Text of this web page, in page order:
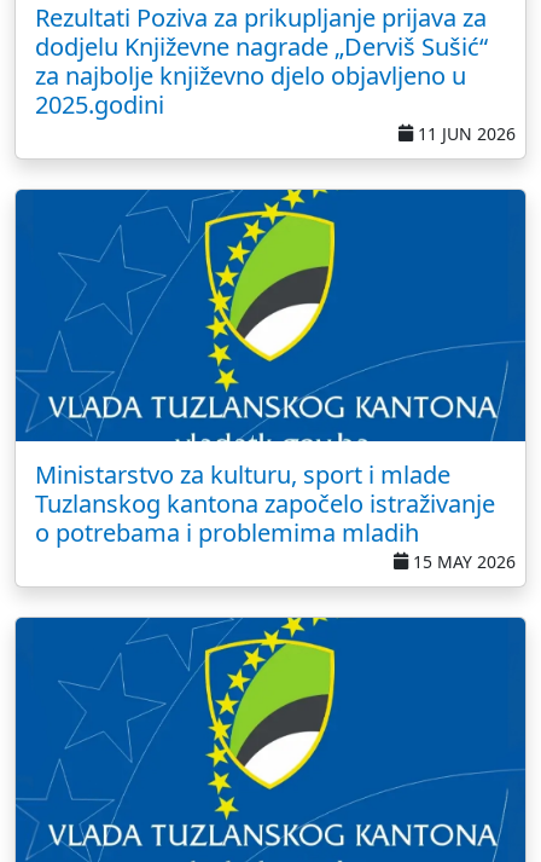
Rezultati Poziva za prikupljanje prijava za
dodjelu Književne nagrade „Derviš Sušić“
za najbolje književno djelo objavljeno u
2025.godini
11 JUN 2026
Ministarstvo za kulturu, sport i mlade
Tuzlanskog kantona započelo istraživanje
o potrebama i problemima mladih
15 MAY 2026